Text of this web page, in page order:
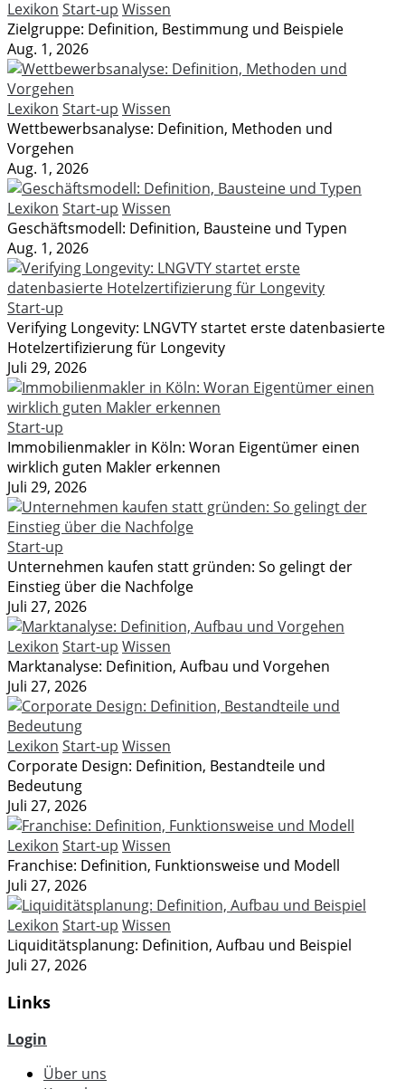
Lexikon Start-up Wissen
Zielgruppe: Definition, Bestimmung und Beispiele
Aug. 1, 2026
Lexikon Start-up Wissen
Wettbewerbsanalyse: Definition, Methoden und
Vorgehen
Aug. 1, 2026
Lexikon Start-up Wissen
Geschäftsmodell: Definition, Bausteine und Typen
Aug. 1, 2026
Start-up
Verifying Longevity: LNGVTY startet erste datenbasierte
Hotelzertifizierung für Longevity
Juli 29, 2026
Start-up
Immobilienmakler in Köln: Woran Eigentümer einen
wirklich guten Makler erkennen
Juli 29, 2026
Start-up
Unternehmen kaufen statt gründen: So gelingt der
Einstieg über die Nachfolge
Juli 27, 2026
Lexikon Start-up Wissen
Marktanalyse: Definition, Aufbau und Vorgehen
Juli 27, 2026
Lexikon Start-up Wissen
Corporate Design: Definition, Bestandteile und
Bedeutung
Juli 27, 2026
Lexikon Start-up Wissen
Franchise: Definition, Funktionsweise und Modell
Juli 27, 2026
Lexikon Start-up Wissen
Liquiditätsplanung: Definition, Aufbau und Beispiel
Juli 27, 2026
Links
Login
Über uns